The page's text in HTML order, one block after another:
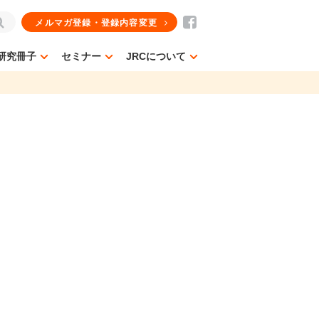
究冊子 セミナー JRCについて
メルマガ登録・登録内容変更